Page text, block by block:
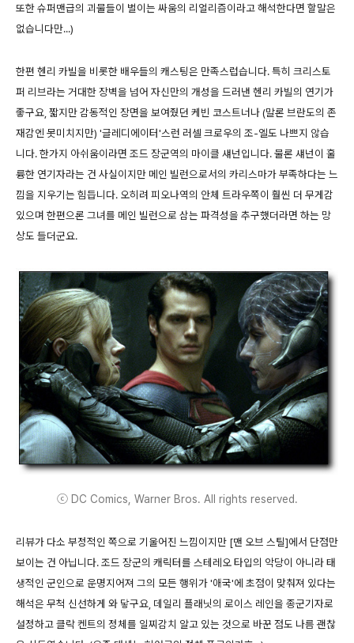
또한 슈퍼맨급의 괴물들이 벌이는 싸움의 리얼리즘이라고 해석한다면 할말은
없습니다만...)
한편 헨리 카빌을 비롯한 배우들의 캐스팅은 만족스럽습니다. 특히 크리스토
퍼 리브라는 거대한 장벽을 넘어 자신만의 개성을 드러낸 헨리 카빌의 연기가
좋구요, 짧지만 감동적인 장면을 보여줬던 케빈 코스트너나 (말론 브란도의 존
재감엔 못미치지만) '글레디에이터'스런 러셀 크로우의 조-엘도 나쁘지 않습
니다. 한가지 아쉬움이라면 조드 장군역의 마이클 섀넌입니다. 물론 섀넌이 훌
륭한 연기자라는 건 사실이지만 메인 빌런으로서의 카리스마가 부족하다는 느
낌을 지우기는 힘듭니다. 오히려 피오나역의 안체 트라우쪽이 훨씬 더 무게감
있으며 한편으론 그녀를 메인 빌런으로 삼는 파격성을 추구했더라면 하는 망
상도 들더군요.
ⓒ DC Comics, Warner Bros. All rights reserved.
리뷰가 다소 부정적인 쪽으로 기울어진 느낌이지만 [맨 오브 스틸]에서 단점만
보이는 건 아닙니다. 조드 장군의 캐릭터를 스테레오 타입의 악당이 아니라 태
생적인 군인으로 운명지어져 그의 모든 행위가 '애국'에 초점이 맞춰져 있다는
해석은 무척 신선하게 와 닿구요, 데일리 플래닛의 로이스 레인을 종군기자로
설정하고 클락 켄트의 정체를 일찌감치 알고 있는 것으로 바꾼 점도 나름 괜찮